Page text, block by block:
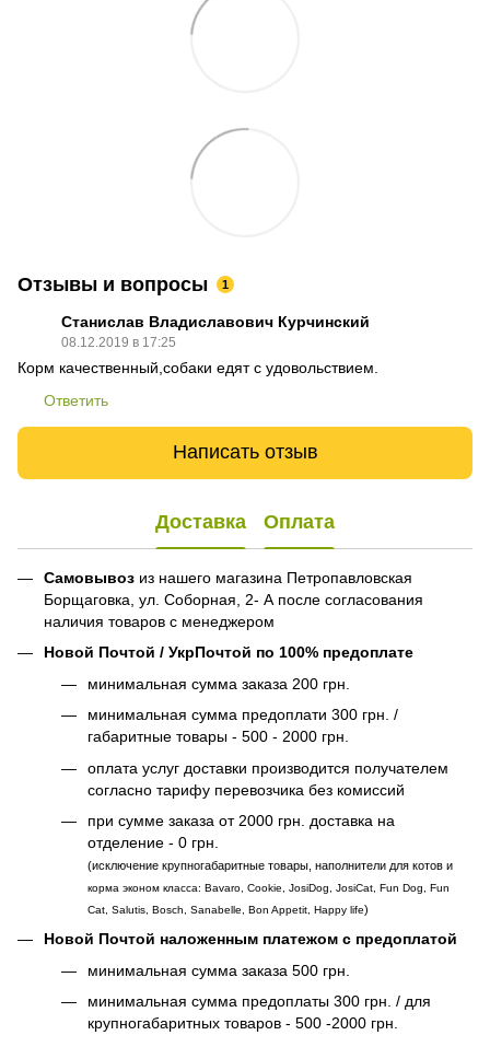
Отзывы и вопросы 1
Станислав Владиславович Курчинский
08.12.2019 в 17:25
Корм качественный,собаки едят с удовольствием.
Ответить
Написать отзыв
Доставка Оплата
Самовывоз из нашего магазина Петропавловская
Борщаговка, ул. Соборная, 2- А после согласования
наличия товаров с менеджером
Новой Почтой / УкрПочтой по 100% предоплате
минимальная сумма заказа 200 грн.
минимальная сумма предоплати 300 грн. /
габаритные товары - 500 - 2000 грн.
оплата услуг доставки производится получателем
согласно тарифу перевозчика без комиссий
при сумме заказа от 2000 грн. доставка на
отделение - 0 грн.
(исключение крупногабаритные товары, наполнители для котов и
корма эконом класса: Bavaro, Cookie, JosiDog, JosiCat, Fun Dog, Fun
Cat, Salutis, Bosch, Sanabelle, Bon Appetit, Happy life)
Новой Почтой наложенным платежом с предоплатой
минимальная сумма заказа 500 грн.
минимальная сумма предоплаты 300 грн. / для
крупногабаритных товаров - 500 -2000 грн.